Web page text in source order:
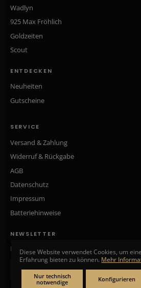
Wadlyn
925 Max Fröhlich
Goldzeiten
Scout
ENTDECKEN
Neuheiten
Gutscheine
SERVICE
Versand & Zahlung
Widerruf & Rückgabe
AGB
Datenschutz
Impressum
Batteriehinweise
NEWSLETTER
Neue Kollektionen, exklusive Angebote &
Diese Website verwendet Cookies, um
Erfahrung bieten zu können. Mehr
Nur technisch
notwendige
Konfigurieren